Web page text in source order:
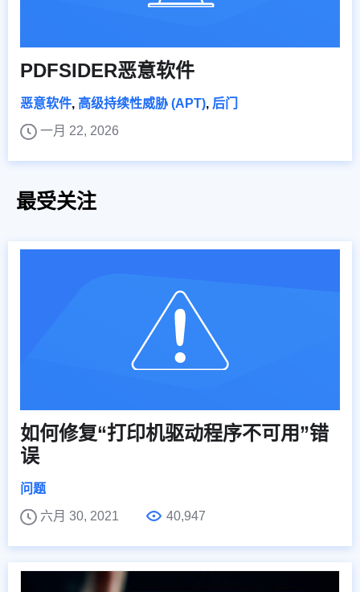
PDFSIDER恶意软件
恶意软件, 高级持续性威胁 (APT), 后门
一月 22, 2026
最受关注
如何修复“打印机驱动程序不可用”错
误
问题
六月 30, 2021
40,947